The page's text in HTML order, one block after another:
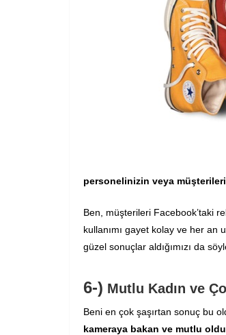
personelinizin veya
Ben, müşterileri Facebook’taki
kullanımı gayet kolay ve her an
güzel sonuçlar aldığımızı da
6-) Mutlu Kadın ve
Beni en çok şaşırtan sonuç bu
kameraya bakan ve mutlu